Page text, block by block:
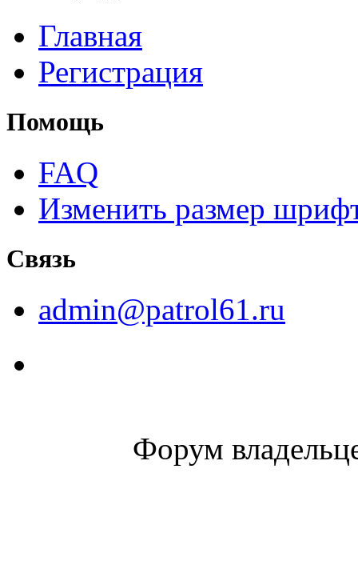
Главная
Регистрация
Помощь
FAQ
Изменить размер
Связь
admin@patrol61.ru
Форум